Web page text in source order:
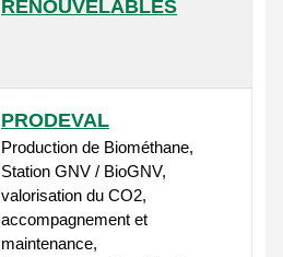
RENOUVELABLES
PRODEVAL
Production de Biométhane,
Station GNV / BioGNV,
valorisation du CO2,
accompagnement et
maintenance,